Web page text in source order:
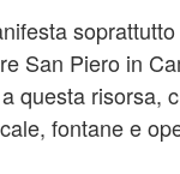
San Piero in
questa risorsa,
fontane e